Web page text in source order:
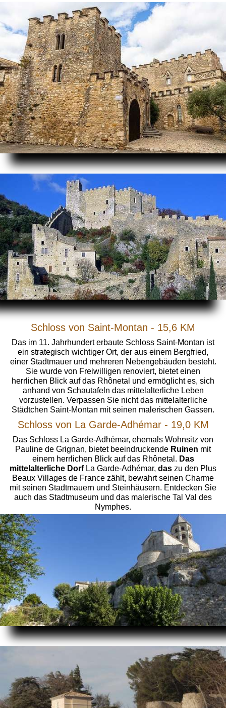
Schloss von Saint-Montan - 15,6 KM
Das im 11. Jahrhundert erbaute Schloss Saint-Montan ist
ein strategisch wichtiger Ort, der aus einem Bergfried,
einer Stadtmauer und mehreren Nebengebäuden besteht.
Sie wurde von Freiwilligen renoviert, bietet einen
herrlichen Blick auf das Rhônetal und ermöglicht es, sich
anhand von Schautafeln das mittelalterliche Leben
vorzustellen. Verpassen Sie nicht das mittelalterliche
Städtchen Saint-Montan mit seinen malerischen Gassen.
Schloss von La Garde-Adhémar - 19,0 KM
Das Schloss La Garde-Adhémar, ehemals Wohnsitz von
Pauline de Grignan, bietet beeindruckende Ruinen mit
einem herrlichen Blick auf das Rhônetal. Das
mittelalterliche DorfLa Garde-Adhémar, das zu den Plus
Beaux Villages de France zählt, bewahrt seinen Charme
mit seinen Stadtmauern und Steinhäusern. Entdecken Sie
auch das Stadtmuseum und das malerische Tal Val des
Nymphes.